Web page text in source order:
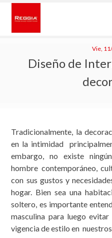
Skip
Vie,
Diseño de
Tradicionalmente, la
en la intimidad
embargo, no existe
hombre contemporáneo,
con sus gustos y
hogar. Bien sea una
soltero, es importante
masculina para luego
vigencia de estilo en